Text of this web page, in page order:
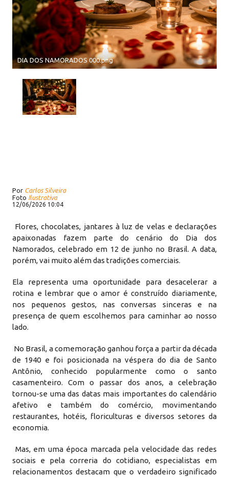
DIA DOS NAMORADOS 000.png
Por Carlos Silveira
Foto Ilustrativa
12/06/2026 10:04
Flores, chocolates, jantares à luz de velas e declarações
apaixonadas fazem parte do cenário do Dia dos
Namorados, celebrado em 12 de junho no Brasil. A data,
porém, vai muito além das tradições comerciais.
Ela representa uma oportunidade para desacelerar a
rotina e lembrar que o amor é construído diariamente,
nos pequenos gestos, nas conversas sinceras e na
presença de quem escolhemos para caminhar ao nosso
lado.
No Brasil, a comemoração ganhou força a partir da década
de 1940 e foi posicionada na véspera do dia de Santo
Antônio, conhecido popularmente como o santo
casamenteiro. Com o passar dos anos, a celebração
tornou-se uma das datas mais importantes do calendário
afetivo e também do comércio, movimentando
restaurantes, hotéis, floriculturas e diversos setores da
economia.
Mas, em uma época marcada pela velocidade das redes
sociais e pela correria do cotidiano, especialistas em
relacionamentos destacam que o verdadeiro significado